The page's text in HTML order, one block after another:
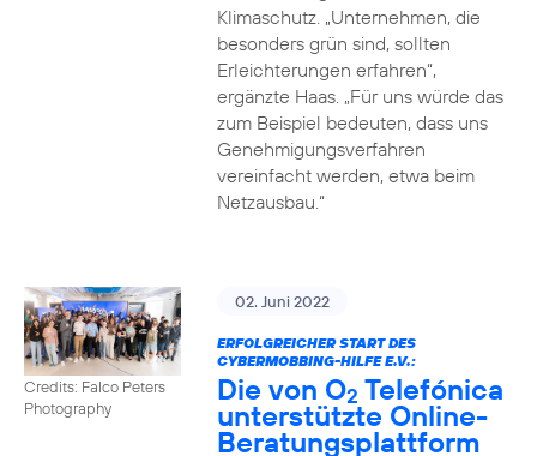
Klimaschutz. „Unternehmen, die
besonders grün sind, sollten
Erleichterungen erfahren“,
ergänzte Haas. „Für uns würde das
zum Beispiel bedeuten, dass uns
Genehmigungsverfahren
vereinfacht werden, etwa beim
Netzausbau.“
Credits: Falco Peters
Photography
02. Juni 2022
ERFOLGREICHER START DES
CYBERMOBBING-HILFE E.V.:
Die von O2 Telefónica
unterstützte Online-
Beratungsplattform